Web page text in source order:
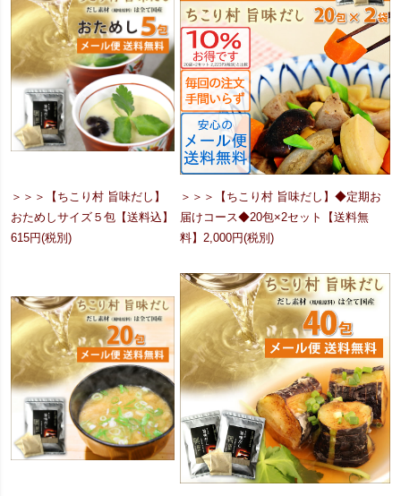
＞＞＞【ちこり村 旨味だし】
おためしサイズ５包【送料込】
615円(税別)
＞＞＞【ちこり村 旨味だし】◆定期お
届けコース◆20包×2セット【送料無
料】2,000円(税別)